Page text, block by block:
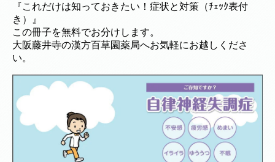
『これだけは知っておきたい！症状と対策（ﾁｪｯｸ表付
き）』
この冊子を無料でお分けします。
大阪藤井寺の漢方百草園薬局へお気軽にお越しくださ
い。